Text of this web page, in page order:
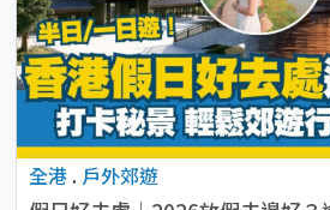
全港 . 戶外郊遊